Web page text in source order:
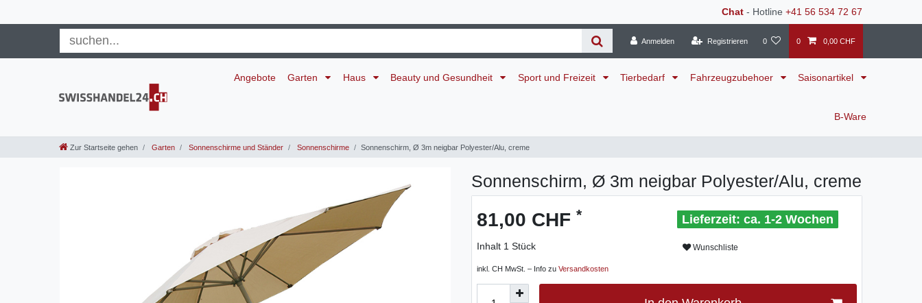
Chat - Hotline +41 56 534 72 67
Anmelden Registrieren 0 0 0,00 CHF
Angebote Garten Haus Beauty und Gesundheit Sport und Freizeit Tierbedarf Fahrzeugzubehoer Saisonartikel
B-Ware
Zur Startseite gehen Garten Sonnenschirme und Ständer Sonnenschirme Sonnenschirm, Ø 3m neigbar Polyester/Alu, creme
Sonnenschirm, Ø 3m neigbar Polyester/Alu, creme
81,00 CHF *
Inhalt 1 Stück
inkl. CH MwSt. – Info zu Versandkosten
ca. 1-2 Wochen
Wunschliste